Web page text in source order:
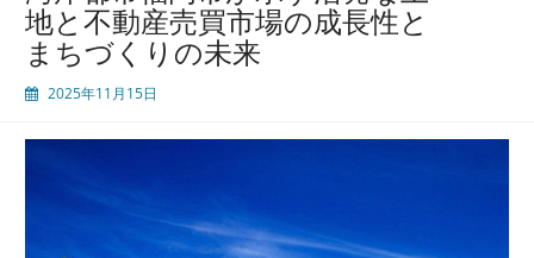
動
向
読
解
地と不動産売買市場の成長性と
まちづくりの未来
2025年11月15日